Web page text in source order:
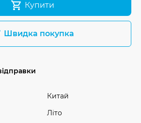
Купити
Швидка покупка
Китай
Літо